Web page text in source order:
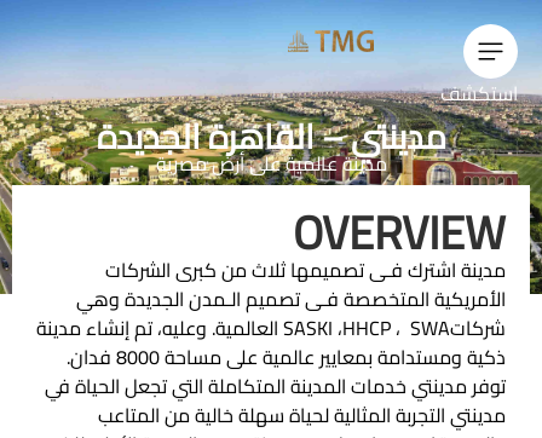
مدينتي – القاهرة الجديدة
مدينة عالمية على أرض مصرية
اشترك فـى تصميمها ثلاث من كبرى الشركات
المتخصصة فـى تصميم الـمدن الجديدة وهي
شركاتSASKI ،HHCP ، SWA العالمية. وعليه، تم إنشاء مدينة
ذكية ومستدامة بمعايير عالمية على مساحة 8000 فدان.
مدينتي خدمات المدينة المتكاملة التي تجعل الحياة في
التجربة المثالية لحياة سهلة خالية من المتاعب